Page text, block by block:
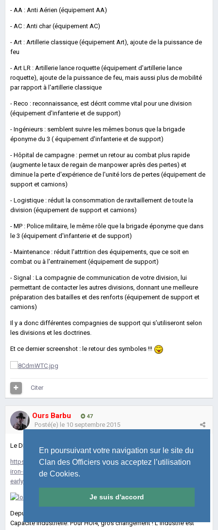
En poursuivant votre navigation sur le site du
Clan des Officiers vous acceptez l’utilisation
de Cookies.
Je suis d'accord
- AA : Anti Aérien (équipement AA)
- AC : Anti char (équipement AC)
- Art : Artillerie classique (équipement Art), ajoute de la puissance de
feu
- Art LR : Artillerie lance roquette (équipement d'artillerie lance
roquette), ajoute de la puissance de feu, mais aussi plus de mobilité
par rapport à l'artillerie classique
- Reco : reconnaissance, est décrit comme vital pour une division
(équipement d'infanterie et de support)
- Ingénieurs : semblent suivre les mêmes bonus que la brigade
éponyme du 3 ( équipement d'infanterie et de support)
- Hôpital de campagne : permet un retour au combat plus rapide
(augmente le taux de regain de manpower après des pertes) et
diminue la perte d'expérience de l'unité lors de pertes (équipement de
support et camions)
- Logistique : réduit la consommation de ravitaillement de toute la
division (équipement de support et camions)
- MP : Police militaire, le même rôle que la brigade éponyme que dans
le 3 (équipement d'infanterie et de support)
- Maintenance : réduit l'attrition des équipements, que ce soit en
combat ou à l'entrainement (équipement de support)
- Signal : La compagnie de communication de votre division, lui
permettant de contacter les autres divisions, donnant une meilleure
préparation des batailles et des renforts (équipement de support et
camions)
Il y a donc différentes compagnies de support qui s’utiliseront selon
les divisions et les doctrines.
Et ce dernier screenshot : le retour des symboles !!!
Citer
Ours Barbu 47
Posté(e) le 10 septembre 2015
Le DD N°23 nous parle de l'industrie !
https://forum.paradoxplaza.com/forum/index.php?threads/hearts-of-
iron-iv-23rd-development-diary-4th-of-september-2015-1-day-
early.880097/
Depuis le début de la série des Heart of Iron, l'industrie se résume à la
Capacité Industrielle. Pour HOI4, gros changement ! L'industrie est